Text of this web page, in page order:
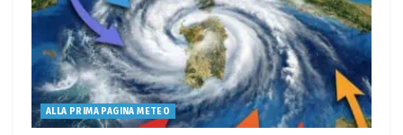
ALLA PRIMA PAGINA METEO